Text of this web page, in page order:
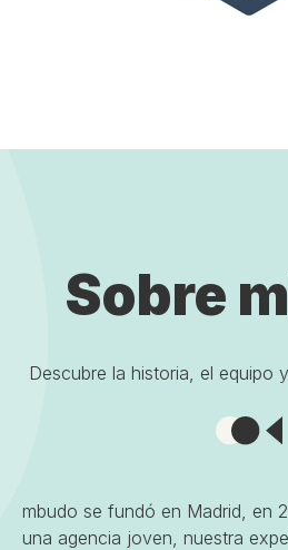
Sobre
Descubre la historia, el equipo
mbudo se fundó en Madrid, en
una agencia joven, nuestra